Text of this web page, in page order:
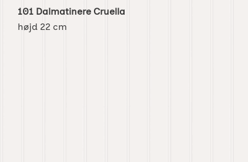
101 Dalmatinere Cruella
højd 22 cm